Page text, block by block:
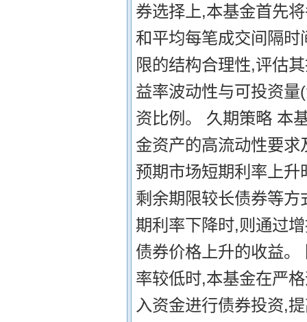
券选择上,本基金首先
和平均每笔成交间隔
限的结构合理性,评估
益率波动性与可投资
资比例。 久期策略 本
金资产的高流动性要
预期市场短期利率上
剩余期限较长债券等
期利率下降时,则通过
债券价格上升的收益
率较低时,本基金在严
入资金进行债券投资,